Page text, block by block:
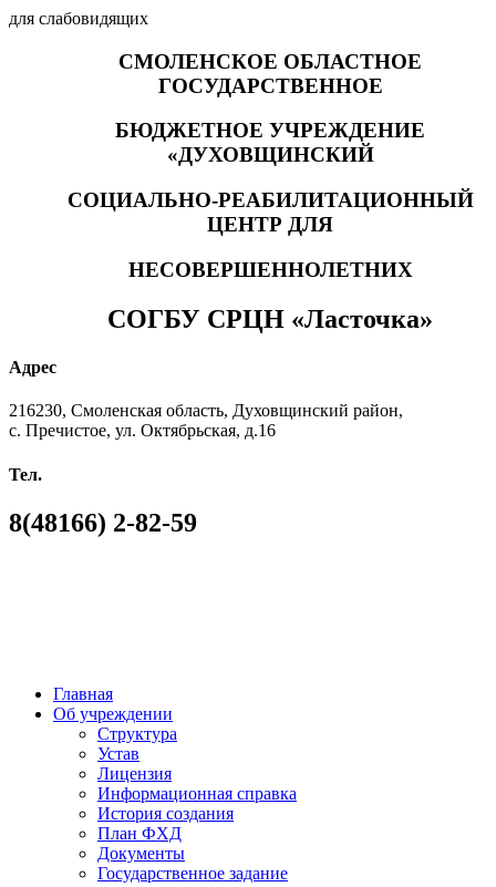
для слабовидящих
СМОЛЕНСКОЕ ОБЛАСТНОЕ
ГОСУДАРСТВЕННОЕ
БЮДЖЕТНОЕ УЧРЕЖДЕНИЕ
«ДУХОВЩИНСКИЙ
СОЦИАЛЬНО-РЕАБИЛИТАЦИОННЫЙ
ЦЕНТР ДЛЯ
НЕСОВЕРШЕННОЛЕТНИХ
СОГБУ СРЦН «Ласточка»
Адрес
216230, Смоленская область, Духовщинский район,
с. Пречистое, ул. Октябрьская, д.16
Тел.
8(48166) 2-82-59
Главная
Об учреждении
Структура
Устав
Лицензия
Информационная справка
История создания
План ФХД
Документы
Государственное задание